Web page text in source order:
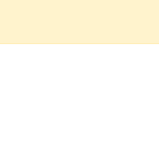
лицам